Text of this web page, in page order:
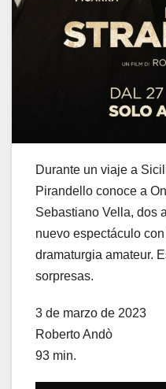
Durante un viaje a
Pirandello conoce a
Sebastiano Vella, dos
nuevo espectáculo
dramaturgia amateur.
sorpresas.
3 de marzo de 2023
Roberto Andò
93 min.